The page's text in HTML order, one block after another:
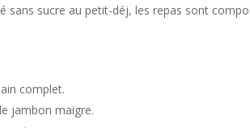
sucre au petit-déj, les repas sont
complet.
jambon maigre.